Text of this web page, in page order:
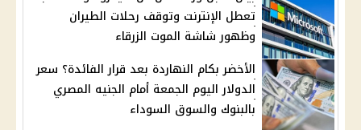
تعطل الإنترنت وتوقف رحلات الطيران
وظهور شاشة الموت الزرقاء
الأخضر بكام النهاردة بعد قرار الفائدة؟ سعر
الدولار اليوم الجمعة أمام الجنيه المصري
بالبنوك والسوق السوداء